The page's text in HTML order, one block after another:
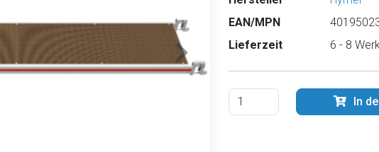
EAN/MPN
Lieferzeit
6 - 8
In